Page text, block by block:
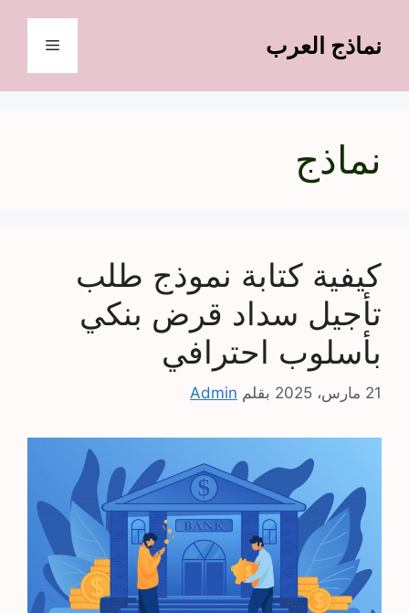
المحتوىنماذج العرب القائمة
نماذج
كيفية كتابة نموذج طلب
تأجيل سداد قرض بنكي
بأسلوب احترافي
21 مارس، 2025 بقلم Admin